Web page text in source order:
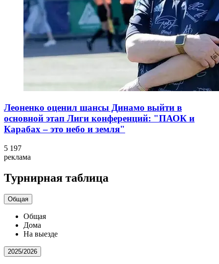
Леоненко оценил шансы Динамо выйти в
основной этап Лиги конференций: "ПАОК и
Карабах – это небо и земля"
5 197
реклама
Турнирная таблица
Общая
Общая
Дома
На выезде
2025/2026